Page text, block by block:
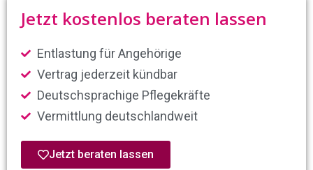
Jetzt kostenlos beraten lassen
Entlastung für Angehörige
Vertrag jederzeit kündbar
Deutschsprachige Pflegekräfte
Vermittlung deutschlandweit
Jetzt beraten lassen